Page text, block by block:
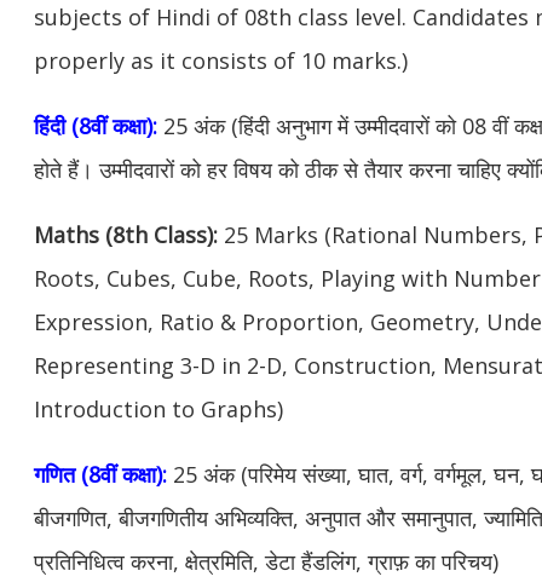
subjects of Hindi of 08th class level.
properly as it consists of 10 marks.)
हिंदी (8वीं कक्षा): 25 अंक (हिंदी अनुभाग में उम्मीदवारों को 08 वीं
होते हैं। उम्मीदवारों को हर विषय को ठीक से तैयार करना चाहिए
Maths (8th Class): 25 Marks (Rational Numbers,
Roots, Cubes, Cube, Roots, Playing with
Expression, Ratio & Proportion, Geometry,
Representing 3-D in 2-D, Construction,
Introduction to Graphs)
गणित (8वीं कक्षा): 25 अंक (परिमेय संख्या, घात, वर्ग, वर्गमूल,
बीजगणित, बीजगणितीय अभिव्यक्ति, अनुपात और समानुपात,
प्रतिनिधित्व करना, क्षेत्रमिति, डेटा हैंडलिंग, ग्राफ़ का परिचय)